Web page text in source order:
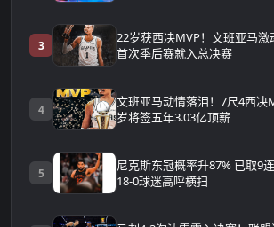
3
22岁获西决MVP！文班亚马激
首次季后赛就入总决赛
4
文班亚马动情落泪！7尺4西决
岁将签五年3.03亿顶薪
5
尼克斯东冠概率升87% 已取9
18-0球迷高呼横扫